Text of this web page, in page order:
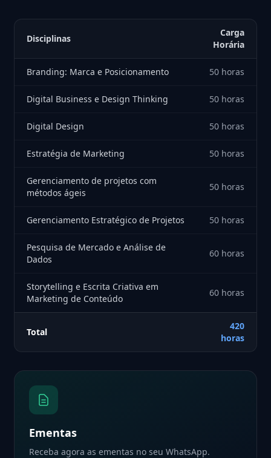
Disciplinas
Carga
Horária
Branding: Marca e Posicionamento 50 horas
Digital Business e Design Thinking 50 horas
Digital Design 50 horas
Estratégia de Marketing 50 horas
Gerenciamento de projetos com
métodos ágeis
50 horas
Gerenciamento Estratégico de Projetos 50 horas
Pesquisa de Mercado e Análise de
Dados
60 horas
Storytelling e Escrita Criativa em
Marketing de Conteúdo
60 horas
Total
420
horas
Ementas
Receba agora as ementas no seu WhatsApp.